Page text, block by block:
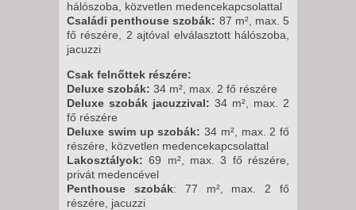
hálószoba, közvetlen medencekapcsolattal
Családi penthouse szobák: 87 m², max. 5
fő részére, 2 ajtóval elválasztott hálószoba,
jacuzzi
Csak felnőttek részére:
Deluxe szobák: 34 m², max. 2 fő részére
Deluxe szobák jacuzzival: 34 m², max. 2
fő részére
Deluxe swim up szobák: 34 m², max. 2 fő
részére, közvetlen medencekapcsolattal
Lakosztályok: 69 m², max. 3 fő részére,
privát medencével
Penthouse szobák: 77 m², max. 2 fő
részére, jacuzzi